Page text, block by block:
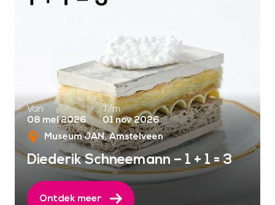
Van
08 mei 2026
T/m
01 nov 2026
Museum JAN Amstelveen
Diederik Schneemann – 1 + 1 = 3
Ontdek meer